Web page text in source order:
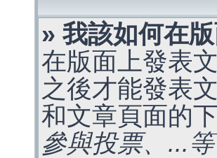
» 我該如何在
在版面上發表
之後才能發表
和文章頁面的
參與投票、...等